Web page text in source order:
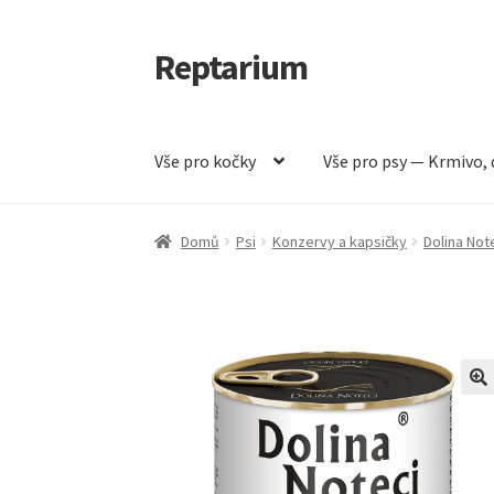
Přeskočit
na
Přejít
k
Reptarium
Vše pro kočky Vše pro psy — Krmivo,
Úvodní stránka Košík Malá zvířata — Klece,
Domů Psi Konzervy a kapsičky Dolina